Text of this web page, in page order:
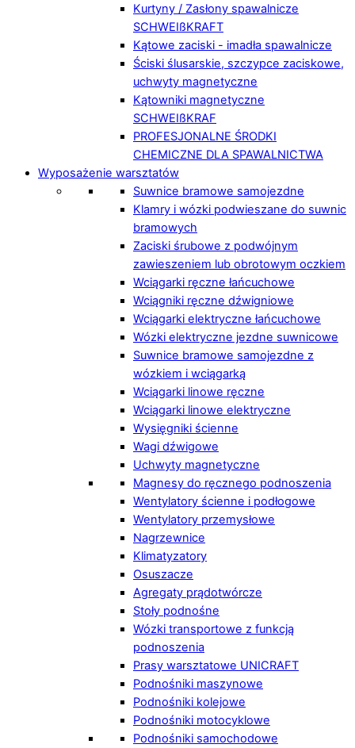
Kurtyny / Zasłony spawalnicze
SCHWEIßKRAFT
Kątowe zaciski - imadła spawalnicze
Ściski ślusarskie, szczypce zaciskowe,
uchwyty magnetyczne
Kątowniki magnetyczne
SCHWEIßKRAF
PROFESJONALNE ŚRODKI
CHEMICZNE DLA SPAWALNICTWA
Wyposażenie warsztatów
Suwnice bramowe samojezdne
Klamry i wózki podwieszane do suwnic
bramowych
Zaciski śrubowe z podwójnym
zawieszeniem lub obrotowym oczkiem
Wciągarki ręczne łańcuchowe
Wciągniki ręczne dźwigniowe
Wciągarki elektryczne łańcuchowe
Wózki elektryczne jezdne suwnicowe
Suwnice bramowe samojezdne z
wózkiem i wciągarką
Wciągarki linowe ręczne
Wciągarki linowe elektryczne
Wysięgniki ścienne
Wagi dźwigowe
Uchwyty magnetyczne
Magnesy do ręcznego podnoszenia
Wentylatory ścienne i podłogowe
Wentylatory przemysłowe
Nagrzewnice
Klimatyzatory
Osuszacze
Agregaty prądotwórcze
Stoły podnośne
Wózki transportowe z funkcją
podnoszenia
Prasy warsztatowe UNICRAFT
Podnośniki maszynowe
Podnośniki kolejowe
Podnośniki motocyklowe
Podnośniki samochodowe